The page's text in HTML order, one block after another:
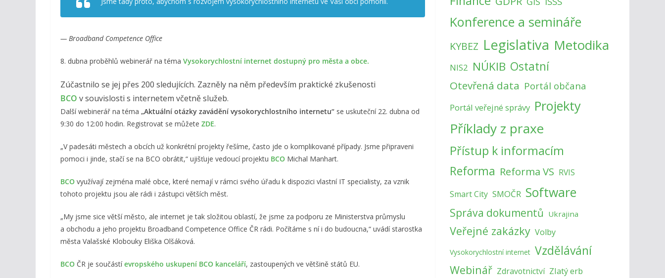
— Broadband Competence Office
8. dubna proběhlů webinerář na téma Vysokorychlostní internet dostupný pro města a obce.
Zúčastnilo se jej přes 200 sledujících. Zazněly na něm především praktické zkušenosti
BCO v souvislosti s internetem včetně služeb.
Další webinerář na téma „Aktuální otázky zavádění vysokorychlostního internetu“ se uskuteční 22. dubna od
9:30 do 12:00 hodin. Registrovat se můžete ZDE.
„V padesáti městech a obcích už konkrétní projekty řešíme, často jde o komplikované případy. Jsme připraveni
pomoci i jinde, stačí se na BCO obrátit,“ ujišťuje vedoucí projektu BCO Michal Manhart.
BCO využívají zejména malé obce, které nemají v rámci svého úřadu k dispozici vlastní IT specialisty, za vznik
tohoto projektu jsou ale rádi i zástupci větších měst.
„My jsme sice větší město, ale internet je tak složitou oblastí, že jsme za podporu ze Ministerstva průmyslu
a obchodu a jeho projektu Broadband Competence Office ČR rádi. Počítáme s ní i do budoucna,“ uvádí starostka
města Valašské Klobouky Eliška Olšáková.
BCO ČR je součástíevropského uskupení BCO kanceláří, zastoupených ve většině států EU.
Konference a semináře
KYBEZ Legislativa Metodika
NIS2 NÚKIB Ostatní
Otevřená data Portál občana
Portál veřejné správy Projekty
Příklady z praxe
Přístup k informacím
Reforma Reforma VS RVIS
Smart City SMOČR Software
Správa dokumentů Ukrajina
Veřejné zakázky Volby
Vysokorychlostní internet Vzdělávání
Webinář Zdravotnictví Zlatý erb